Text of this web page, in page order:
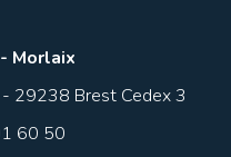
Morlaix
29238 Brest Cedex 3
60 50